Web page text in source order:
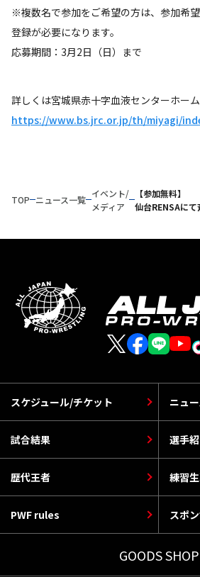
※複数名で参加をご希望の方は、参加希
登録が必要になります。
応募期間：3月2日（日）まで
詳しくは宮城県赤十字血液センターホー
https://www.bs.jrc.or.jp/th/miyagi/
TOP ニュース一覧
イベント/
メディア
【参加無料】
仙台RENSAに
スケジュール/チケット
選手
PWF rules
ニュ
歴代王者
スポ
試合結果
練習
GOODS SHOP